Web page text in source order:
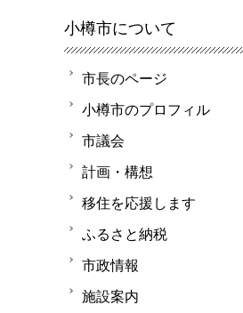
小樽市について
市長のページ
小樽市のプロフィル
市議会
計画・構想
移住を応援します
ふるさと納税
市政情報
施設案内